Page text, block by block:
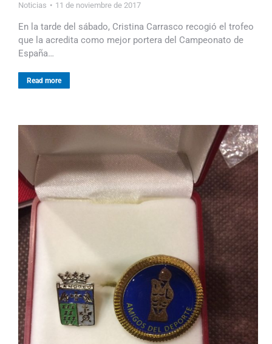
Noticias 11 de noviembre de 2017
En la tarde del sábado, Cristina Carrasco recogió el trofeo
que la acredita como mejor portera del Campeonato de
España…
Read more